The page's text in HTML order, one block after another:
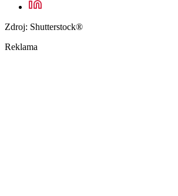
Zdroj: Shutterstock®
Reklama